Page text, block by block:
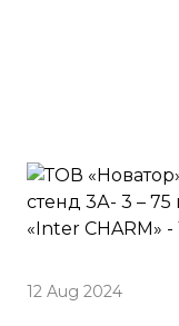
12 Aug 2024